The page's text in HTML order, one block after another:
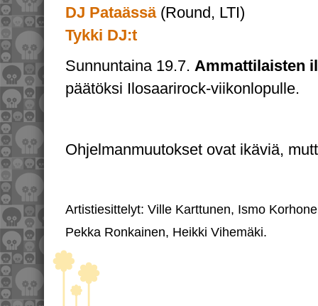
DJ Pataässä(Round, LTI)
Tykki DJ:t
Sunnuntaina 19.7. Ammattilaisten
päätöksi Ilosaarirock-viikonlopulle.
Ohjelmanmuutokset ovat ikäviä,
Artistiesittelyt: Ville Karttunen, Ismo
Pekka Ronkainen, Heikki Vihemäki.